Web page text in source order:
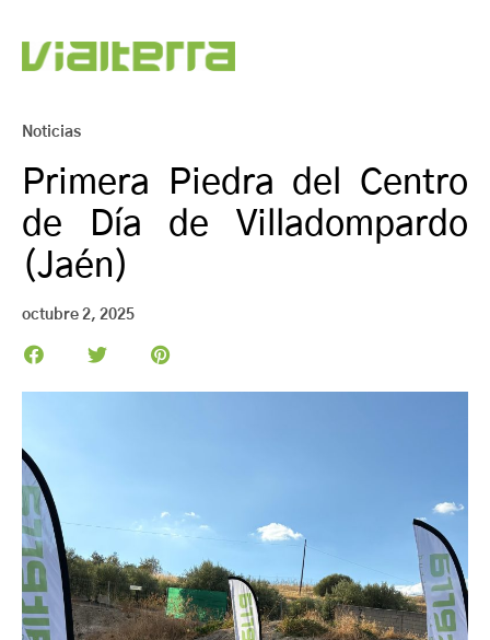
Noticias
Primera Piedra del Centro
de Día de Villadompardo
(Jaén)
octubre 2, 2025